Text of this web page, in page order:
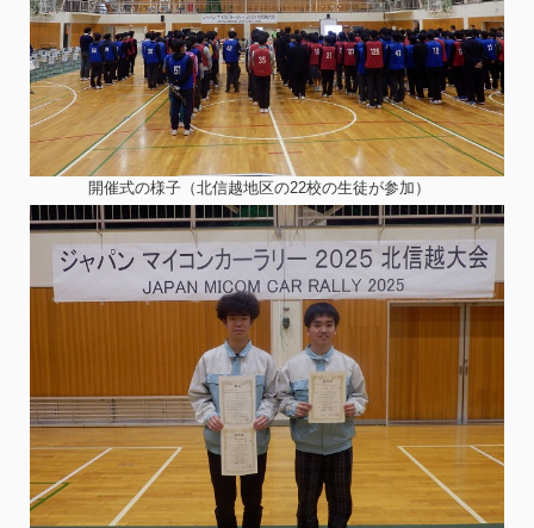
開催式の様子（北信越地区の22校の生徒が参加）